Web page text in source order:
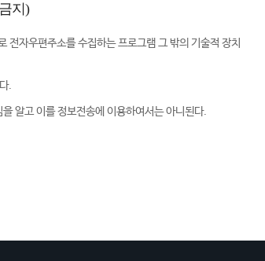
지)
전자우편주소를 수집하는 프로그램 그 밖의 기술적 장치
.
알고 이를 정보전송에 이용하여서는 아니된다.